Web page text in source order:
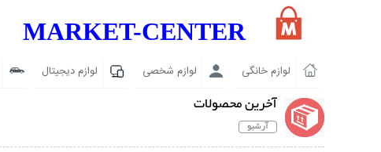
MARKET-CENTER
لوازم خانگی لوازم شخصی لوازم دیجیتال
آخرین محصولات
آرشیو